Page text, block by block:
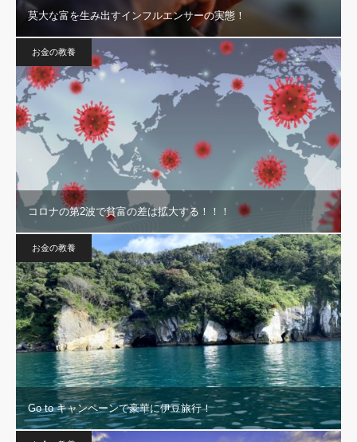
莫大な富を生み出すインフルエンサーの実態！
お金の教養
コロナの第2波で貧富の差は拡大する！！！
お金の教養
Go to キャンペーンで豪華に伊豆旅行！